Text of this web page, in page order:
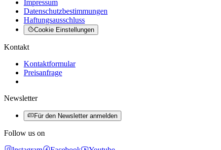
Impressum
Datenschutzbestimmungen
Haftungsausschluss
Cookie Einstellungen
Kontakt
Kontaktformular
Preisanfrage
Newsletter
Für den Newsletter anmelden
Follow us on